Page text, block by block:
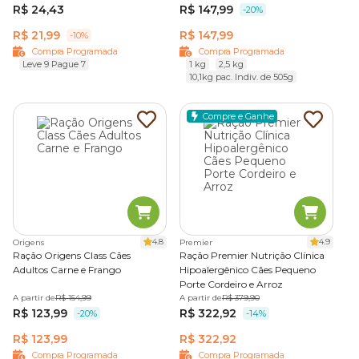
essenciais ajudam no bom funcionamento do organismo,
contribuem para a saúde da pele, da pelagem e do
metabolismo.
A necessidade pode variar bastante de um cão para outro.
enquanto cães com tendência ao sobrepeso ou
sensibilidade alimentar pedem fórmulas mais controladas.
Na Cobasi, você encontra diferentes tipos deração para
, incluindo opções grain free,
hipoalergênicas e versões voltadas para controle de peso
ou outras necessidades nutricionais específicas.
Ração para cachorro idoso (sênior)
Com o avanço da idade, o organismo do cão passa por
mudanças naturais, como redução do metabolismo,
desgaste das articulações e maior dificuldade em manter a
condição corporal.
R$ 24,43
R$ 21,99
-10%
Compra Programada
Leve 9 Pague 7
R$ 147,99 -20%
R$ 147,99
Compra Programada
1 kg
2,5 kg
10,1kg pac. Indiv. de 505g
Origens 4.8
Ração Origens Class Cães
Adultos Carne e Frango
A partir deR$ 154,99
R$ 123,99 -20%
R$ 123,99
Compra Programada
Compre e Ganhe
Premier 4.9
Ração Premier Nutrição Clínica
Hipoalergênico Cães Pequeno
Porte Cordeiro e Arroz
A partir deR$ 379,90
R$ 322,92 -14%
R$ 322,92
Compra Programada